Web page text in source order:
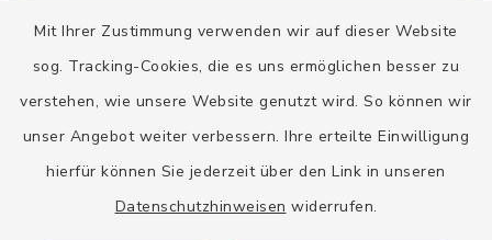
Mit Ihrer Zustimmung verwenden wir auf dieser Website
sog. Tracking-Cookies, die es uns ermöglichen besser zu
verstehen, wie unsere Website genutzt wird. So können wir
unser Angebot weiter verbessern. Ihre erteilte Einwilligung
hierfür können Sie jederzeit über den Link in unseren
Datenschutzhinweisen widerrufen.
Raiffeisenbank Isar Loisachtal eG
DE92 7016 9543 0001 0005 00
GENODEF1HHS
HypoVereinsbank
DE20 7002 0270 3630 1010 09
HYVEDEMMXXX